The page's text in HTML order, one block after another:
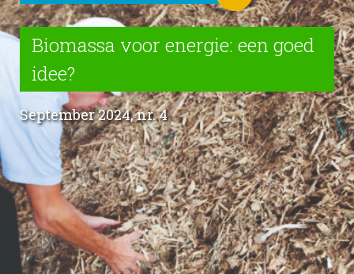
Biomassa voor energie: een goed
idee?
September 2024, nr. 4